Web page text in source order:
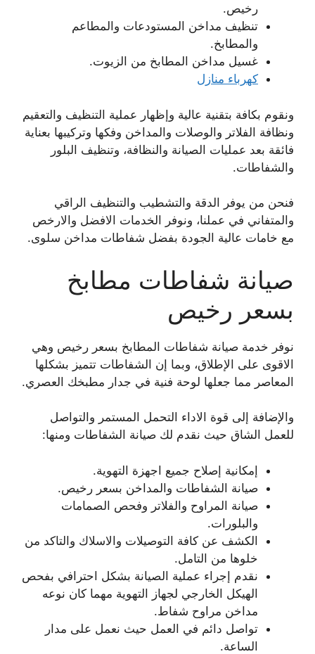
رخيص.
تنظيف مداخن المستودعات والمطاعم
والمطابخ.
غسيل مداخن المطابخ من الزيوت.
كهرباء منازل
ونقوم بكافة بتقنية عالية وإظهار عملية التنظيف والتعقيم
ونظافة الفلاتر والوصلات والمداخن وفكها وتركيبها بعناية
فائقة بعد عمليات الصيانة والنظافة، وتنظيف البلور
والشفاطات.
فنحن من يوفر الدقة والتشطيب والتنظيف الراقي
والمتفاني في عملنا، ونوفر الخدمات الافضل والارخص
مع خامات عالية الجودة بفضل شفاطات مداخن سلوى.
صيانة شفاطات مطابخ
بسعر رخيص
نوفر خدمة صيانة شفاطات المطابخ بسعر رخيص وهي
الاقوى على الإطلاق، وبما إن الشفاطات تتميز بشكلها
المعاصر مما جعلها لوحة فنية في جدار مطبخك العصري.
والإضافة إلى قوة الاداء التحمل المستمر والتواصل
للعمل الشاق حيث نقدم لك صيانة الشفاطات ومنها:
إمكانية إصلاح جميع اجهزة التهوية.
صيانة الشفاطات والمداخن بسعر رخيص.
صيانة المراوح والفلاتر وفحص الصمامات
والبلورات.
الكشف عن كافة التوصيلات والاسلاك والتاكد من
خلوها من التامل.
نقدم إجراء عملية الصيانة بشكل احترافي بفحص
الهيكل الخارجي لجهاز التهوية مهما كان نوعه
مداخن مراوح شفاط.
تواصل دائم في العمل حيث نعمل على مدار
الساعة.